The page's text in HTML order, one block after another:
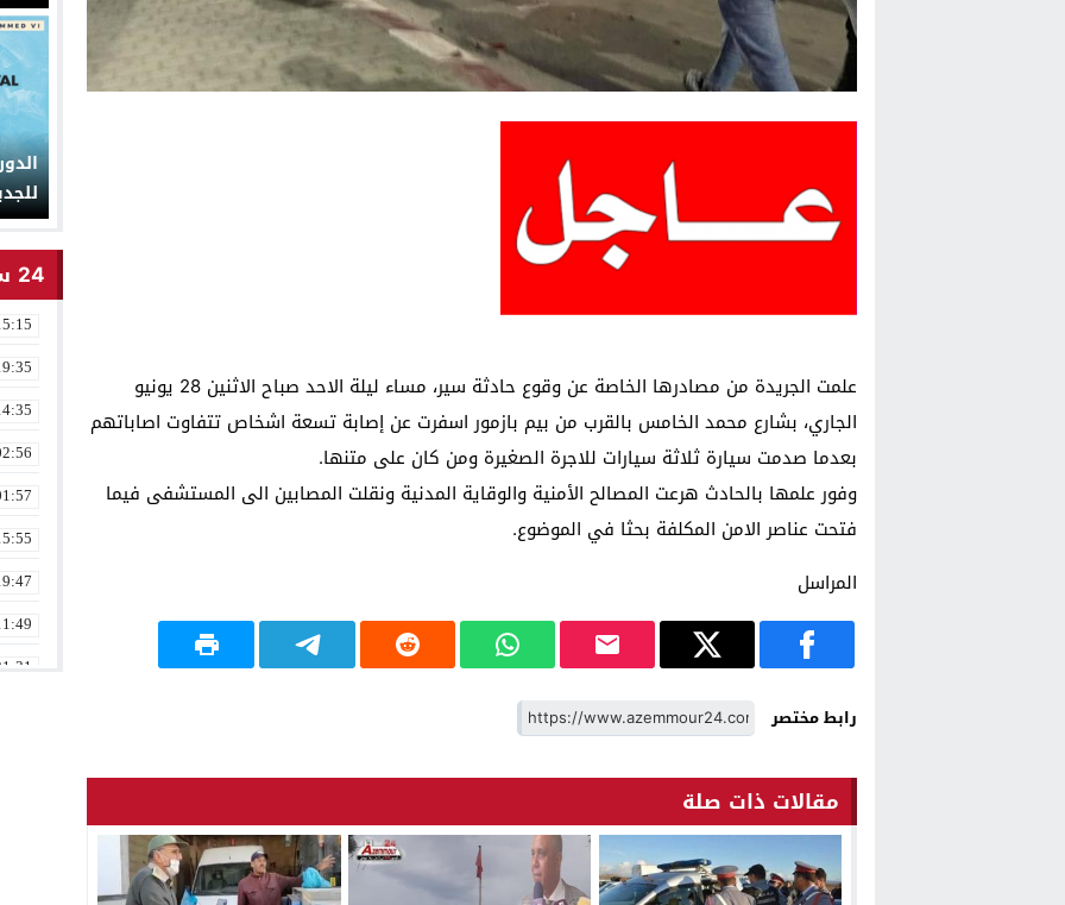
علمت الجريدة من مصادرها الخاصة عن وقوع حادثة سير، مساء ليلة الاحد صباح الاثنين 28 يونيو
الجاري، بشارع محمد الخامس بالقرب من بيم بازمور اسفرت عن إصابة تسعة اشخاص تتفاوت اصاباتهم
بعدما صدمت سيارة ثلاثة سيارات للاجرة الصغيرة ومن كان على متنها.
وفور علمها بالحادث هرعت المصالح الأمنية والوقاية المدنية ونقلت المصابين الى المستشفى فيما
فتحت عناصر الامن المكلفة بحثا في الموضوع.
المراسل
رابط مختصر
مقالات ذات صلة
للجديدة
24 ساعة